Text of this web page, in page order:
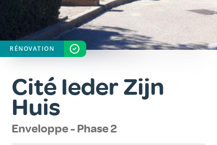
Cité Ieder Zijn
Huis
Enveloppe - Phase 2
RÉNOVATION STATUT
TERMINÉ